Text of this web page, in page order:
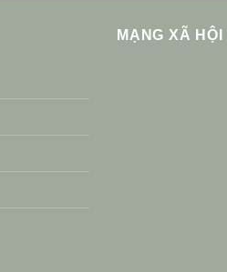
MẠNG XÃ HỘI